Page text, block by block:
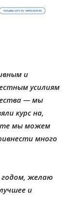
и
усилиям
— мы
курс на,
мы можем
много
годом, желаю
и